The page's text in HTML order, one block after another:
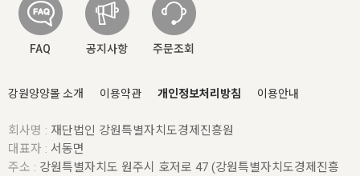
FAQ 공지사항 주문조회
강원양양몰 소개 이용약관 개인정보처리방침 이용안내
회사명 : 재단법인 강원특별자치도경제진흥원
대표자 : 서동면
주소 : 강원특별자치도 원주시 호저로 47 (강원특별자치도경제진흥